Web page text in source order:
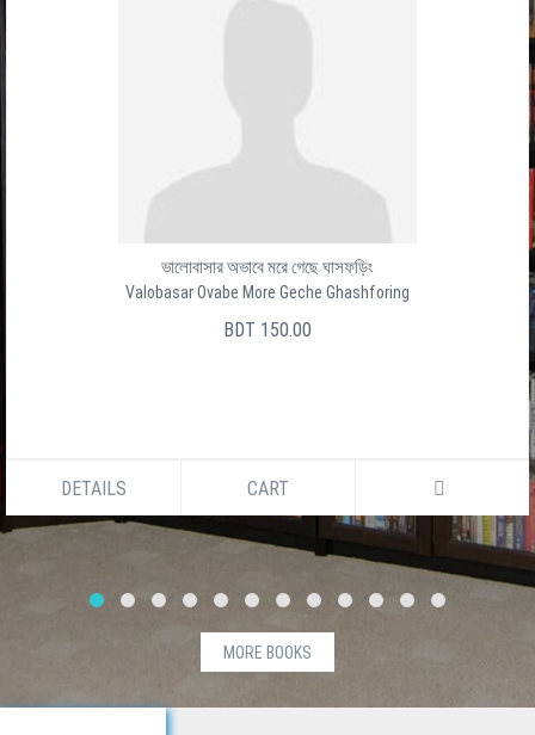
Baro Ghater Shesh Ghat
বার ঘাটের শেষ ঘাট
সালেক উদ্দীন
DETAILS CART
MORE BOOKS